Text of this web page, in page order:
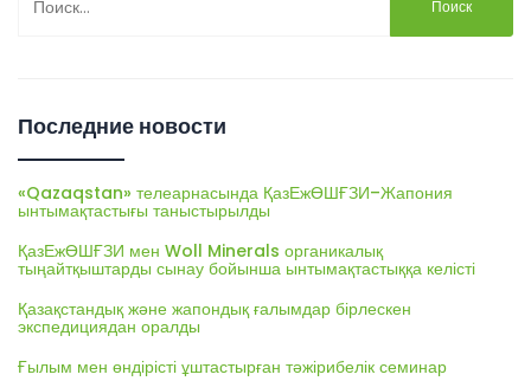
Последние новости
«Qazaqstan» телеарнасында ҚазЕжӨШҒЗИ–Жапония
ынтымақтастығы таныстырылды
ҚазЕжӨШҒЗИ мен Woll Minerals органикалық
тыңайтқыштарды сынау бойынша ынтымақтастыққа келісті
Қазақстандық және жапондық ғалымдар бірлескен
экспедициядан оралды
Ғылым мен өндірісті ұштастырған тәжірибелік семинар